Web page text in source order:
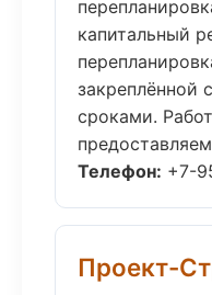
капитальный
закреплённой
сроками.
Телефон: +7-
Проект-